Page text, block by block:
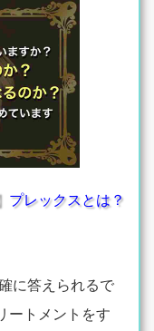
プレックスとは？
に答えられるで
ートメントをす